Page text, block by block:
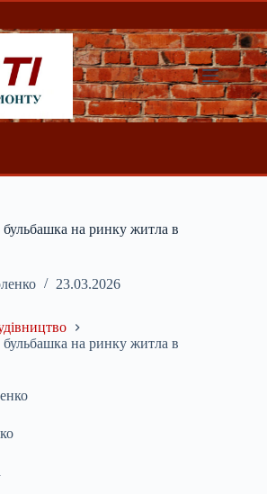
на ринку житла в
23.03.2026
на ринку житла в